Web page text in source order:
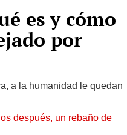
es y cómo
por
a la humanidad le quedan
después, un rebaño de